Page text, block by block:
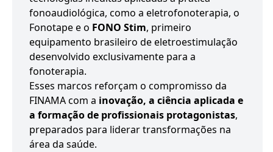
fonoaudiológica, como a eletrofonoterapia, o
Fonotape e o FONO Stim, primeiro
equipamento brasileiro de eletroestimulação
desenvolvido exclusivamente para a
fonoterapia.
Esses marcos reforçam o compromisso da
FINAMA com a inovação, a ciência aplicada e
a formação de profissionais protagonistas,
preparados para liderar transformações na
área da saúde.